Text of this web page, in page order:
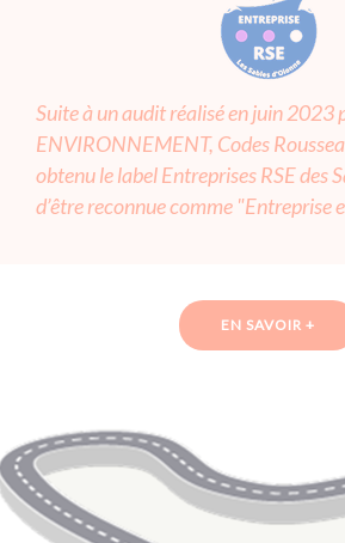
Suite à un audit réalisé en juin 2023
ENVIRONNEMENT, Codes
obtenu le label Entreprises RSE des
d’être reconnue comme "Entreprise
EN SAVOIR +